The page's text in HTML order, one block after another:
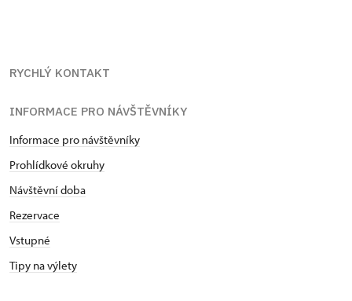
RYCHLÝ KONTAKT
INFORMACE PRO NÁVŠTĚVNÍKY
Informace pro návštěvníky
Prohlídkové okruhy
Návštěvní doba
Rezervace
Vstupné
Tipy na výlety